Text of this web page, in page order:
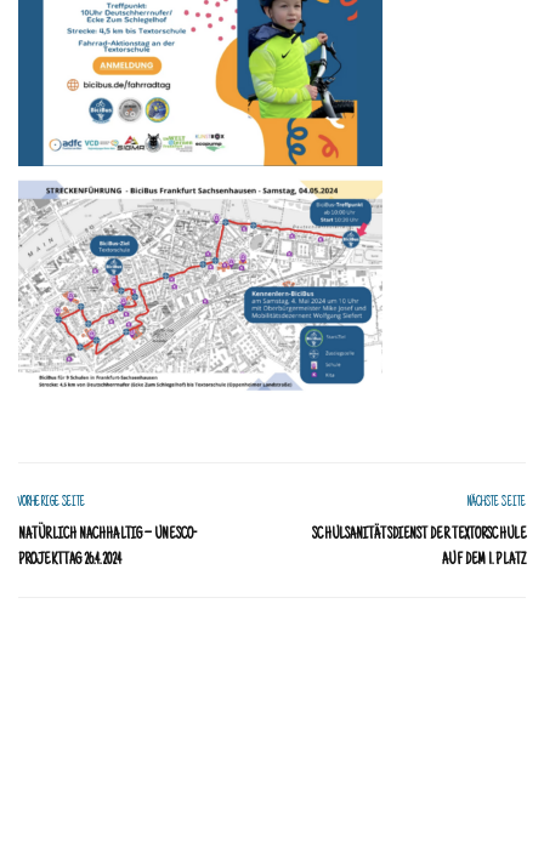
VORHERIGE SEITE
NATÜRLICH NACHHALTIG – UNESCO-
PROJEKTTAG 26.4.2024
NÄCHSTE SEITE
SCHULSANITÄTSDIENST DER TEXTORSCHULE
AUF DEM 1. PLATZ